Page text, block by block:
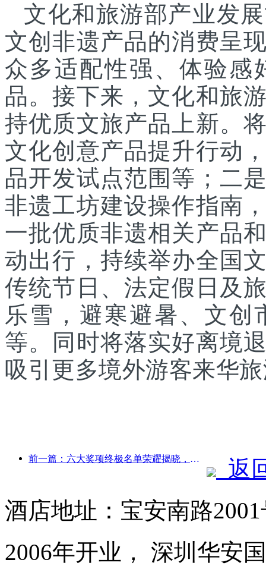
文化和旅游部产业发
文创非遗产品的消费呈
众多适配性强、体验感
品。接下来，文化和旅
持优质文旅产品上新。
文化创意产品提升行动
品开发试点范围等；二
非遗工坊建设操作指南
一批优质非遗相关产品
动出行，持续举办全国
传统节日、法定假日及
乐雪，避寒避暑、文创
等。同时将落实好离境
吸引更多境外游客来华
前一篇：六大奖项终极名单荣耀揭晓，百余酒店及企业斩获年度奖项！
返
酒店地址：宝安南路
2006年开业， 深圳华